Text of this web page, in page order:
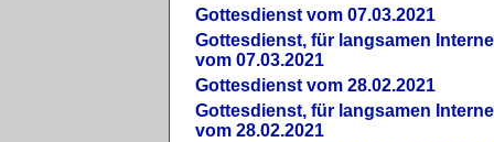
Gottesdienst vom 07.03.2021
Gottesdienst, für langsamen
vom 07.03.2021
Gottesdienst vom 28.02.2021
Gottesdienst, für langsamen
vom 28.02.2021